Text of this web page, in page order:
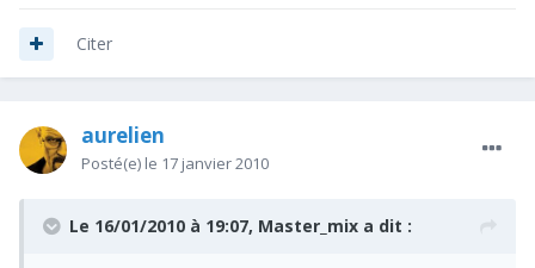
Citer
aurelien
Posté(e) le 17 janvier 2010
Le 16/01/2010 à 19:07, Master_mix a dit :